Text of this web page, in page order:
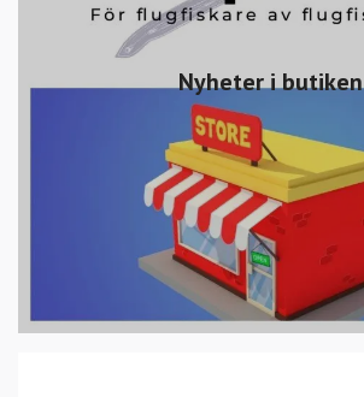
Nyheter i butiken